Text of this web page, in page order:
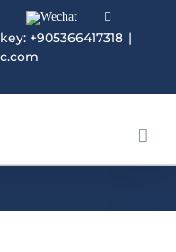
Wechat
+905366417318 |